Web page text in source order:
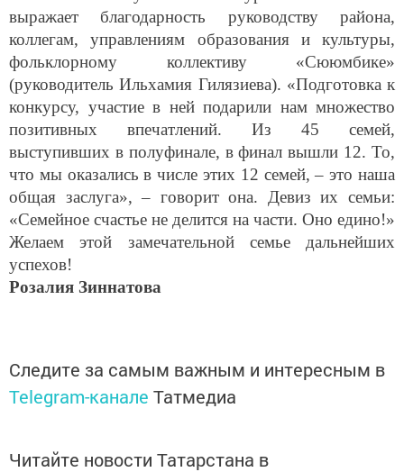
выражает благодарность руководству района,
коллегам, управлениям образования и культуры,
фольклорному коллективу «Сююмбике»
(руководитель Ильхамия Гилязиева). «Подготовка к
конкурсу, участие в ней подарили нам множество
позитивных впечатлений. Из 45 семей,
выступивших в полуфинале, в финал вышли 12. То,
что мы оказались в числе этих 12 семей, – это наша
общая заслуга», – говорит она. Девиз их семьи:
«Семейное счастье не делится на части. Оно едино!»
Желаем этой замечательной семье дальнейших
успехов!
Розалия Зиннатова
Следите за самым важным и интересным в
Telegram-канале Татмедиа
Читайте новости Татарстана в